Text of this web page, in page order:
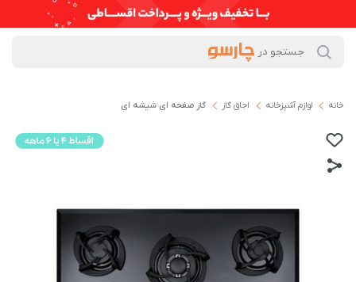
خانه لوازم آشپزخانه اجاق گاز گاز صفحه ای شیشه ای